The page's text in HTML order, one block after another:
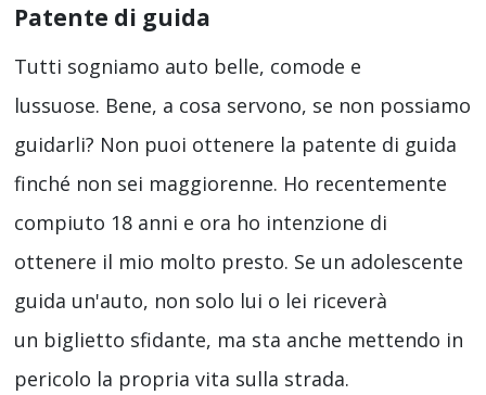
Patente di guida
Tutti sogniamo auto belle, comode e
lussuose. Bene, a cosa servono, se non possiamo
guidarli? Non puoi ottenere la patente di guida
finché non sei maggiorenne. Ho recentemente
compiuto 18 anni e ora ho intenzione di
ottenere il mio molto presto. Se un adolescente
guida un'auto, non solo lui o lei riceverà
un biglietto sfidante, ma sta anche mettendo in
pericolo la propria vita sulla strada.